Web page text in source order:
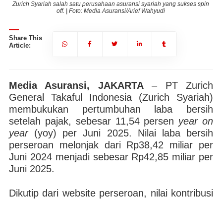
Zurich Syariah salah satu perusahaan asuransi syariah yang sukses spin
off. | Foto: Media Asuransi/Arief Wahyudi
Share This
Article:
Media Asuransi, JAKARTA– PT Zurich
General Takaful Indonesia (Zurich Syariah)
membukukan pertumbuhan laba bersih
setelah pajak, sebesar 11,54 persen year on
year(yoy) per Juni 2025. Nilai laba bersih
perseroan melonjak dari Rp38,42 miliar per
Juni 2024 menjadi sebesar Rp42,85 miliar per
Juni 2025.
Dikutip dari website perseroan, nilai kontribusi